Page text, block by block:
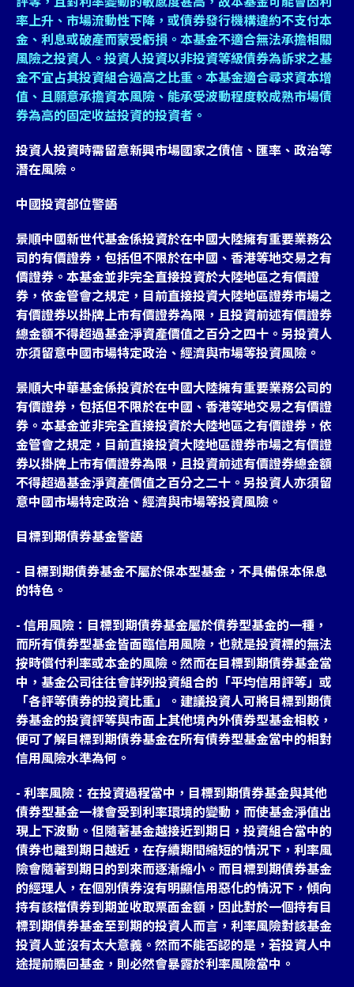
率上升、市場流動性下降，或債券發行機構違約不支付本
金、利息或破產而蒙受虧損。本基金不適合無法承擔相關
風險之投資人。投資人投資以非投資等級債券為訴求之基
金不宜占其投資組合過高之比重。本基金適合尋求資本增
值、且願意承擔資本風險、能承受波動程度較成熟市場債
券為高的固定收益投資的投資者。
投資人投資時需留意新興市場國家之債信、匯率、政治等
潛在風險。
中國投資部位警語
景順中國新世代基金係投資於在中國大陸擁有重要業務公
司的有價證券，包括但不限於在中國、香港等地交易之有
價證券。本基金並非完全直接投資於大陸地區之有價證
券，依金管會之規定，目前直接投資大陸地區證券市場之
有價證券以掛牌上市有價證券為限，且投資前述有價證券
總金額不得超過基金淨資產價值之百分之四十。另投資人
亦須留意中國市場特定政治、經濟與市場等投資風險。
景順大中華基金係投資於在中國大陸擁有重要業務公司的
有價證券，包括但不限於在中國、香港等地交易之有價證
券。本基金並非完全直接投資於大陸地區之有價證券，依
金管會之規定，目前直接投資大陸地區證券市場之有價證
券以掛牌上市有價證券為限，且投資前述有價證券總金額
不得超過基金淨資產價值之百分之二十。另投資人亦須留
意中國市場特定政治、經濟與市場等投資風險。
目標到期債券基金警語
- 目標到期債券基金不屬於保本型基金，不具備保本保息
的特色。
- 信用風險：目標到期債券基金屬於債券型基金的一種，
而所有債券型基金皆面臨信用風險，也就是投資標的無法
按時償付利率或本金的風險。然而在目標到期債券基金當
中，基金公司往往會詳列投資組合的「平均信用評等」或
「各評等債券的投資比重」。建議投資人可將目標到期債
券基金的投資評等與市面上其他境內外債券型基金相較，
便可了解目標到期債券基金在所有債券型基金當中的相對
信用風險水準為何。
- 利率風險：在投資過程當中，目標到期債券基金與其他
債券型基金一樣會受到利率環境的變動，而使基金淨值出
現上下波動。但隨著基金越接近到期日，投資組合當中的
債券也離到期日越近，在存續期間縮短的情況下，利率風
險會隨著到期日的到來而逐漸縮小。而目標到期債券基金
的經理人，在個別債券沒有明顯信用惡化的情況下，傾向
持有該檔債券到期並收取票面金額，因此對於一個持有目
標到期債券基金至到期的投資人而言，利率風險對該基金
投資人並沒有太大意義。然而不能否認的是，若投資人中
途提前贖回基金，則必然會暴露於利率風險當中。